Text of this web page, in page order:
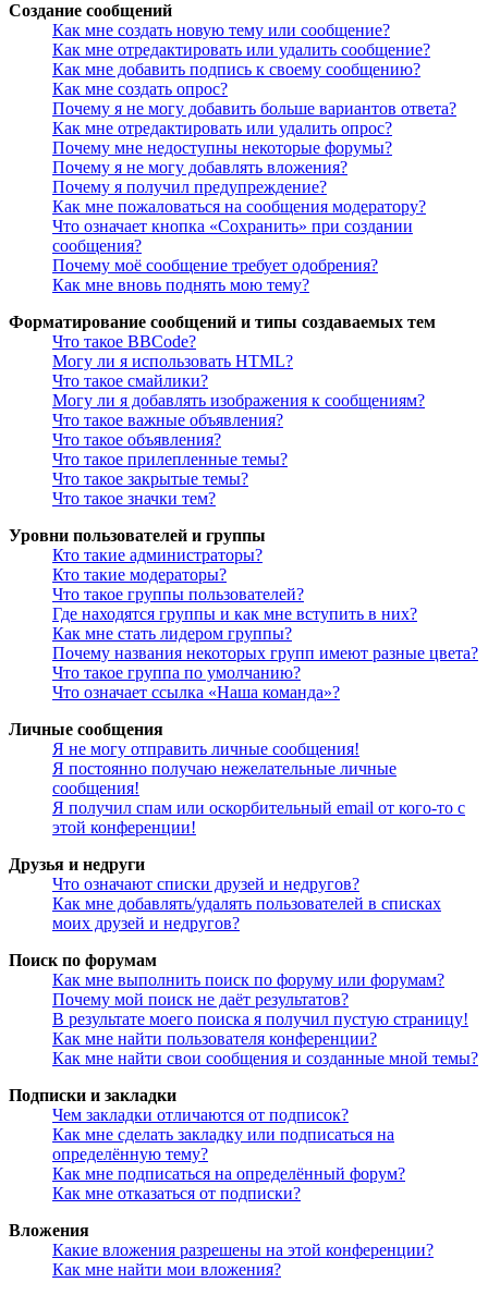
Создание сообщений
Как мне создать новую тему или сообщение?
Как мне отредактировать или удалить сообщение?
Как мне добавить подпись к своему сообщению?
Как мне создать опрос?
Почему я не могу добавить больше вариантов ответа?
Как мне отредактировать или удалить опрос?
Почему мне недоступны некоторые форумы?
Почему я не могу добавлять вложения?
Почему я получил предупреждение?
Как мне пожаловаться на сообщения модератору?
Что означает кнопка «Сохранить» при создании
сообщения?
Почему моё сообщение требует одобрения?
Как мне вновь поднять мою тему?
Форматирование сообщений и типы создаваемых тем
Что такое BBCode?
Могу ли я использовать HTML?
Что такое смайлики?
Могу ли я добавлять изображения к сообщениям?
Что такое важные объявления?
Что такое объявления?
Что такое прилепленные темы?
Что такое закрытые темы?
Что такое значки тем?
Уровни пользователей и группы
Кто такие администраторы?
Кто такие модераторы?
Что такое группы пользователей?
Где находятся группы и как мне вступить в них?
Как мне стать лидером группы?
Почему названия некоторых групп имеют разные цвета?
Что такое группа по умолчанию?
Что означает ссылка «Наша команда»?
Личные сообщения
Я не могу отправить личные сообщения!
Я постоянно получаю нежелательные личные
сообщения!
Я получил спам или оскорбительный email от кого-то с
этой конференции!
Друзья и недруги
Что означают списки друзей и недругов?
Как мне добавлять/удалять пользователей в списках
моих друзей и недругов?
Поиск по форумам
Как мне выполнить поиск по форуму или форумам?
Почему мой поиск не даёт результатов?
В результате моего поиска я получил пустую страницу!
Как мне найти пользователя конференции?
Как мне найти свои сообщения и созданные мной темы?
Подписки и закладки
Чем закладки отличаются от подписок?
Как мне сделать закладку или подписаться на
определённую тему?
Как мне подписаться на определённый форум?
Как мне отказаться от подписки?
Вложения
Какие вложения разрешены на этой конференции?
Как мне найти мои вложения?